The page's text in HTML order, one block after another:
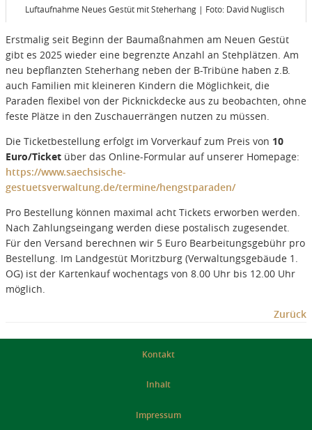
Luftaufnahme Neues Gestüt mit Steherhang | Foto: David Nuglisch
Erstmalig seit Beginn der Baumaßnahmen am Neuen Gestüt
gibt es 2025 wieder eine begrenzte Anzahl an Stehplätzen. Am
neu bepflanzten Steherhang neben der B-Tribüne haben z.B.
auch Familien mit kleineren Kindern die Möglichkeit, die
Paraden flexibel von der Picknickdecke aus zu beobachten, ohne
feste Plätze in den Zuschauerrängen nutzen zu müssen.
Die Ticketbestellung erfolgt im Vorverkauf zum Preis von 10
Euro/Ticketüber das Online-Formular auf unserer Homepage:
https://www.saechsische-
gestuetsverwaltung.de/termine/hengstparaden/
Pro Bestellung können maximal acht Tickets erworben werden.
Nach Zahlungseingang werden diese postalisch zugesendet.
Für den Versand berechnen wir 5 Euro Bearbeitungsgebühr pro
Bestellung. Im Landgestüt Moritzburg (Verwaltungsgebäude 1.
OG) ist der Kartenkauf wochentags von 8.00 Uhr bis 12.00 Uhr
möglich.
Zurück
Kontakt
Inhalt
Impressum